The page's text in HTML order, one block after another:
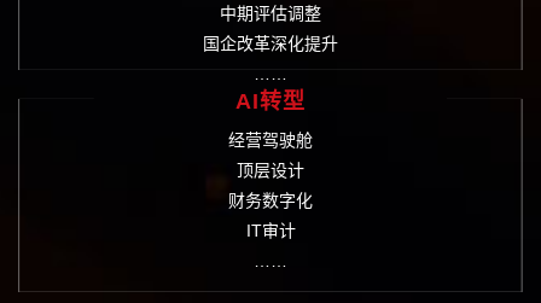
中期评估调整
国企改革深化提升
……
AI转型
经营驾驶舱
顶层设计
财务数字化
IT审计
……